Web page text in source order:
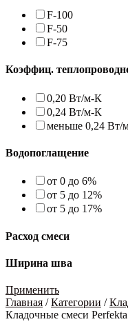
F-100
F-50
F-75
Коэффиц.
0,20 Вт/м-К
0,24 Вт/м-К
меньше 0,24 Вт/
Водопоглащение
от 0 до 6%
от 5 до 12%
от 5 до 17%
Расход смеси
Ширина шва
Применить
Главная /Категории /
Кладочные смеси Perfekta